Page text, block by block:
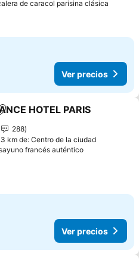
de caracol parisina clásica
Ver precios
a favoritos
HOTEL PARIS
288
km de: Centro de la ciudad
francés auténtico
Ver precios